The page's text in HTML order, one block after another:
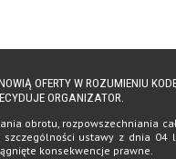
OFERTY W ROZUMIENIU
ORGANIZATOR.
obrotu, rozpowszechniania
ustawy z dnia
konsekwencje prawne.